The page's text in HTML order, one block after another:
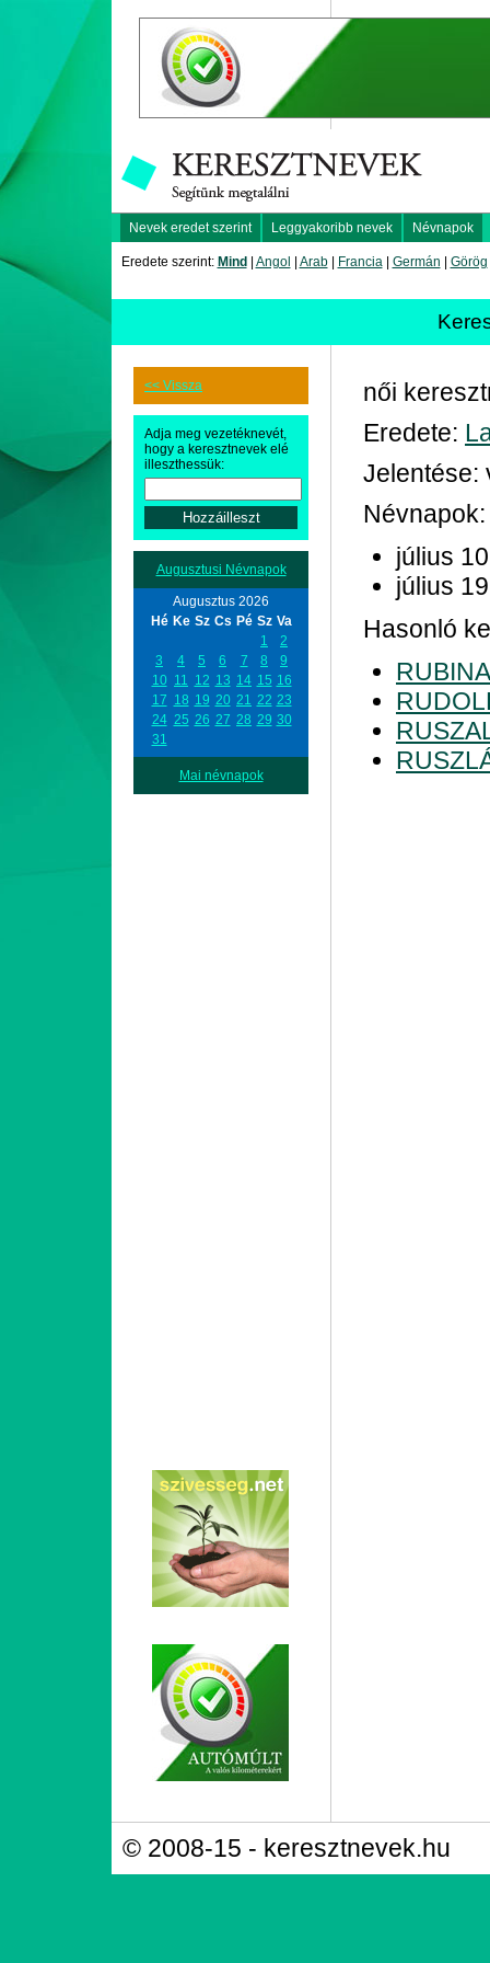
Nevek eredet szerint Leggyakoribb nevek Névnapok
Eredete szerint: Mind Angol Arab| Francia| Germán Görög
<< Vissza
Adja meg vezetéknevét,
hogy a keresztnevek elé
illeszthessük:
Augusztusi Névnapok
Augusztus 2026
Hé Ke Sz Cs Pé Sz Va
1
2
3
4 5 6 7 8
9
10 11 12 13 14 15 16
17 18 19 20 21 22 23
24 25 26 27 28 29 30
31
Mai névnapok
női
Eredete:
Jelentése:
Névnapok:
július 10
július 19
Hasonló
RUBINA
© 2008-15 - keresztnevek.hu